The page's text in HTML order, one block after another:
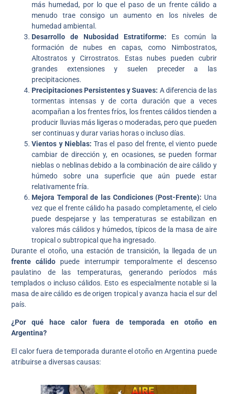
más humedad, por lo que el paso de un frente cálido a
menudo trae consigo un aumento en los niveles de
humedad ambiental.
Desarrollo de Nubosidad Estratiforme: Es común la
formación de nubes en capas, como Nimbostratos,
Altostratos y Cirrostratos. Estas nubes pueden cubrir
grandes extensiones y suelen preceder a las
precipitaciones.
Precipitaciones Persistentes y Suaves: A diferencia de las
tormentas intensas y de corta duración que a veces
acompañan a los frentes fríos, los frentes cálidos tienden a
producir lluvias más ligeras o moderadas, pero que pueden
ser continuas y durar varias horas o incluso días.
Vientos y Nieblas: Tras el paso del frente, el viento puede
cambiar de dirección y, en ocasiones, se pueden formar
nieblas o neblinas debido a la combinación de aire cálido y
húmedo sobre una superficie que aún puede estar
relativamente fría.
Mejora Temporal de las Condiciones (Post-Frente): Una
vez que el frente cálido ha pasado completamente, el cielo
puede despejarse y las temperaturas se estabilizan en
valores más cálidos y húmedos, típicos de la masa de aire
tropical o subtropical que ha ingresado.
Durante el otoño, una estación de transición, la llegada de un
frente cálido puede interrumpir temporalmente el descenso
paulatino de las temperaturas, generando períodos más
templados o incluso cálidos. Esto es especialmente notable si la
masa de aire cálido es de origen tropical y avanza hacia el sur del
país.
¿Por qué hace calor fuera de temporada en otoño en
Argentina?
El calor fuera de temporada durante el otoño en Argentina puede
atribuirse a diversas causas: